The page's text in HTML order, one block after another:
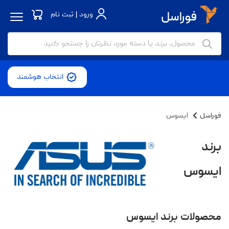
ورود | ثبت نام
انتخاب هوشمند
فوراسل ایسوس
برند
ایسوس
محصولات برند ایسوس